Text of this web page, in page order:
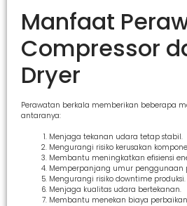
Manfaat
Compressor
Dryer
Perawatan berkala memberikan beberapa
antaranya:
Menjaga tekanan udara tetap stabil.
Mengurangi risiko kerusakan
Membantu meningkatkan efisiensi
Memperpanjang umur penggunaan
Mengurangi risiko downtime produksi.
Menjaga kualitas udara bertekanan.
Membantu menekan biaya